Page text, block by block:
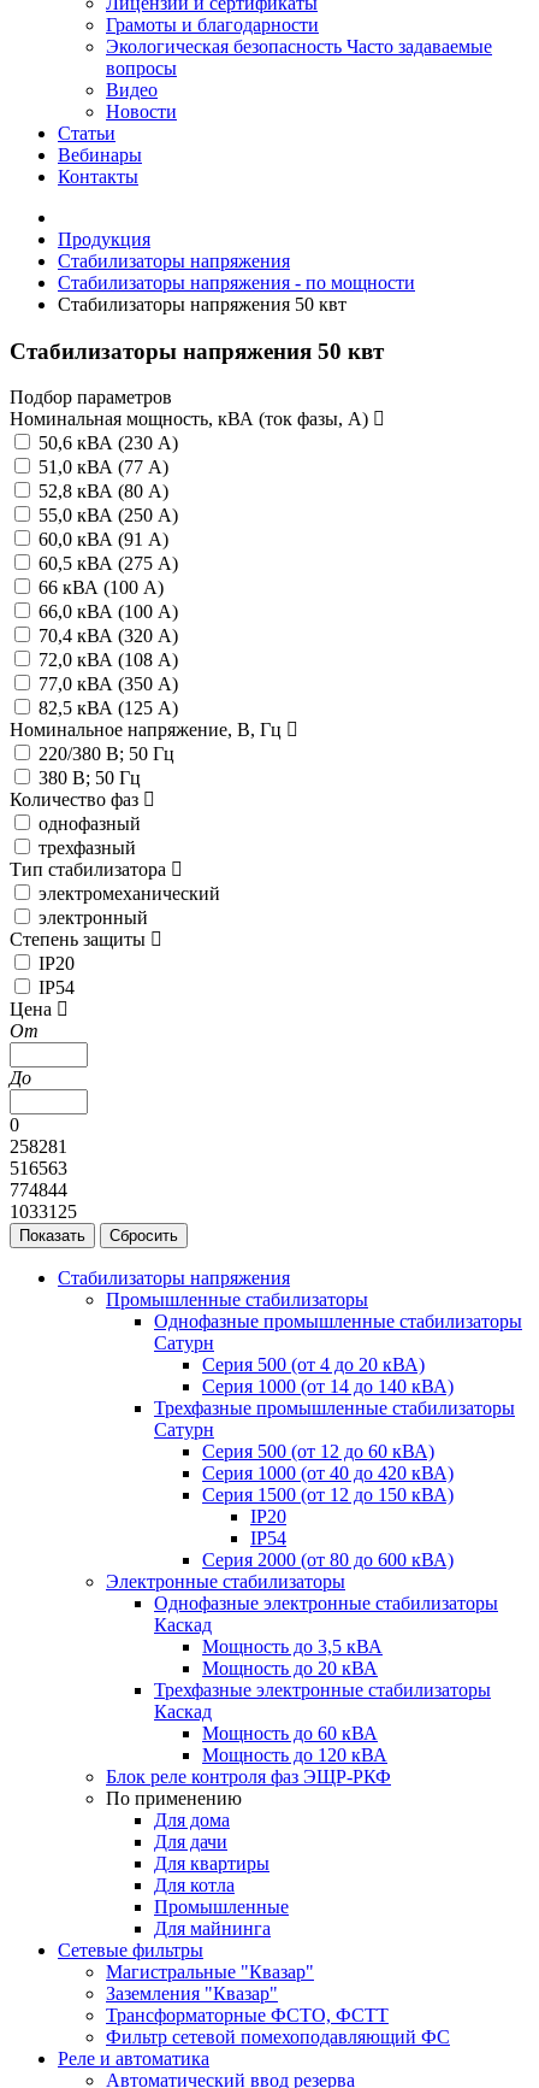
Грамоты и благодарности
Экологическая безопасность Часто задаваемые
вопросы
Видео
Новости
Статьи
Вебинары
Контакты
Продукция
Стабилизаторы напряжения
Стабилизаторы напряжения - по мощности
Стабилизаторы напряжения 50 квт
Стабилизаторы напряжения 50 квт
Подбор параметров
Номинальная мощность, кВА (ток фазы, А)
50,6 кВА (230 А)
51,0 кВА (77 А)
52,8 кВА (80 А)
55,0 кВА (250 А)
60,0 кВА (91 А)
60,5 кВА (275 А)
66 кВА (100 А)
66,0 кВА (100 А)
70,4 кВА (320 А)
72,0 кВА (108 А)
77,0 кВА (350 А)
82,5 кВА (125 А)
Номинальное напряжение, В, Гц
220/380 В; 50 Гц
380 В; 50 Гц
Количество фаз
однофазный
трехфазный
Тип стабилизатора
электромеханический
электронный
Степень защиты
IP20
IP54
Цена
От
До
0
258281
516563
774844
1033125
Стабилизаторы напряжения
Промышленные стабилизаторы
Однофазные промышленные стабилизаторы
Сатурн
Серия 500 (от 4 до 20 кВА)
Серия 1000 (от 14 до 140 кВА)
Трехфазные промышленные стабилизаторы
Сатурн
Cерия 500 (от 12 до 60 кВА)
Серия 1000 (от 40 до 420 кВА)
Серия 1500 (от 12 до 150 кВА)
IP20
IP54
Серия 2000 (от 80 до 600 кВА)
Электронные стабилизаторы
Однофазные электронные стабилизаторы
Каскад
Мощность до 3,5 кВА
Мощность до 20 кВА
Трехфазные электронные стабилизаторы
Каскад
Мощность до 60 кВА
Мощность до 120 кВА
Блок реле контроля фаз ЭЩР-РКФ
По применению
Для дома
Для дачи
Для квартиры
Для котла
Промышленные
Для майнинга
Сетевые фильтры
Магистральные "Квазар"
Заземления "Квазар"
Трансформаторные ФСТО, ФСТТ
Фильтр сетевой помехоподавляющий ФС
Реле и автоматика
Автоматический ввод резерва